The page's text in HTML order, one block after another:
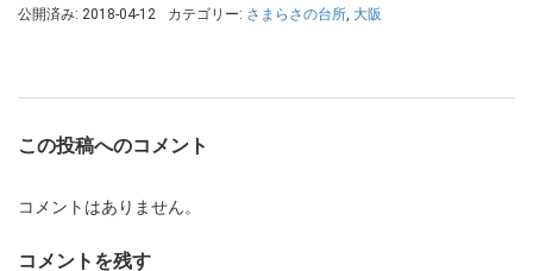
公開済み: 2018-04-12 カテゴリー: さまらさの台所, 大阪
この投稿へのコメント
コメントはありません。
コメントを残す